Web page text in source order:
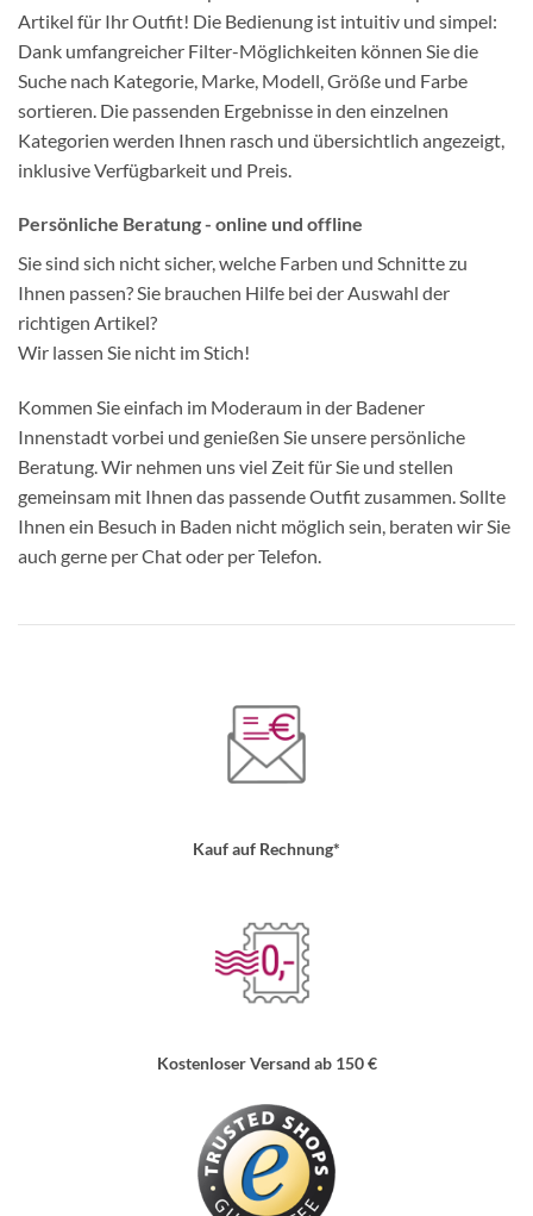
Artikel für Ihr Outfit! Die Bedienung ist intuitiv und simpel:
Dank umfangreicher Filter-Möglichkeiten können Sie die
Suche nach Kategorie, Marke, Modell, Größe und Farbe
sortieren. Die passenden Ergebnisse in den einzelnen
Kategorien werden Ihnen rasch und übersichtlich angezeigt,
inklusive Verfügbarkeit und Preis.
Persönliche Beratung - online und offline
Sie sind sich nicht sicher, welche Farben und Schnitte zu
Ihnen passen? Sie brauchen Hilfe bei der Auswahl der
richtigen Artikel?
Wir lassen Sie nicht im Stich!
Kommen Sie einfach im Moderaum in der Badener
Innenstadt vorbei und genießen Sie unsere persönliche
Beratung. Wir nehmen uns viel Zeit für Sie und stellen
gemeinsam mit Ihnen das passende Outfit zusammen. Sollte
Ihnen ein Besuch in Baden nicht möglich sein, beraten wir Sie
auch gerne per Chat oder per Telefon.
Kauf auf Rechnung*
Kostenloser Versand ab 150 €